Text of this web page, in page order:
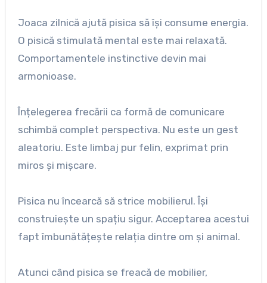
Joaca zilnică ajută pisica să își consume energia.
O pisică stimulată mental este mai relaxată.
Comportamentele instinctive devin mai
armonioase.
Înțelegerea frecării ca formă de comunicare
schimbă complet perspectiva. Nu este un gest
aleatoriu. Este limbaj pur felin, exprimat prin
miros și mișcare.
Pisica nu încearcă să strice mobilierul. Își
construiește un spațiu sigur. Acceptarea acestui
fapt îmbunătățește relația dintre om și animal.
Atunci când pisica se freacă de mobilier,